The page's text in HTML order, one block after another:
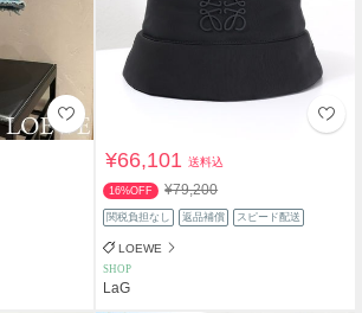
¥66,101送料込
16%OFF ¥79,200
関税負担なし 返品補償 スピード配送
LOEWE
SHOP
LaG